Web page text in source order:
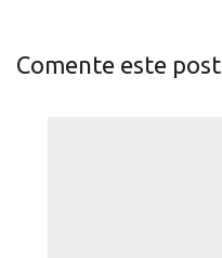
Comente este post